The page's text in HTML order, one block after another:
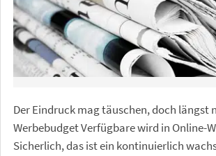
Der Eindruck mag täuschen, doch längst
Werbebudget Verfügbare wird in Online-
Sicherlich, das ist ein kontinuierlich